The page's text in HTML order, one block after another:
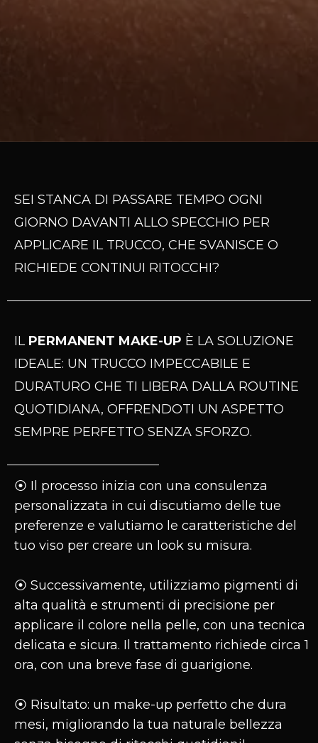
SEI STANCA DI PASSARE TEMPO OGNI
GIORNO DAVANTI ALLO SPECCHIO PER
APPLICARE IL TRUCCO, CHE SVANISCE O
RICHIEDE CONTINUI RITOCCHI?
IL PERMANENT MAKE-UP È LA SOLUZIONE
IDEALE: UN TRUCCO IMPECCABILE E
DURATURO CHE TI LIBERA DALLA ROUTINE
QUOTIDIANA, OFFRENDOTI UN ASPETTO
SEMPRE PERFETTO SENZA SFORZO.
⦿ Il processo inizia con una consulenza
personalizzata in cui discutiamo delle tue
preferenze e valutiamo le caratteristiche del
tuo viso per creare un look su misura.
⦿ Successivamente, utilizziamo pigmenti di
alta qualità e strumenti di precisione per
applicare il colore nella pelle, con una tecnica
delicata e sicura. Il trattamento richiede circa 1
ora, con una breve fase di guarigione.
⦿ Risultato: un make-up perfetto che dura
mesi, migliorando la tua naturale bellezza